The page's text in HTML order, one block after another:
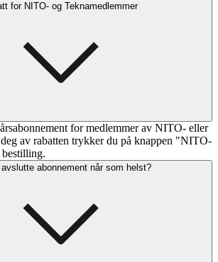
for NITO- og Teknamedlemmer
for medlemmer av NITO- eller
av rabatten trykker du på knappen "NITO-
avslutte abonnement når som helst?